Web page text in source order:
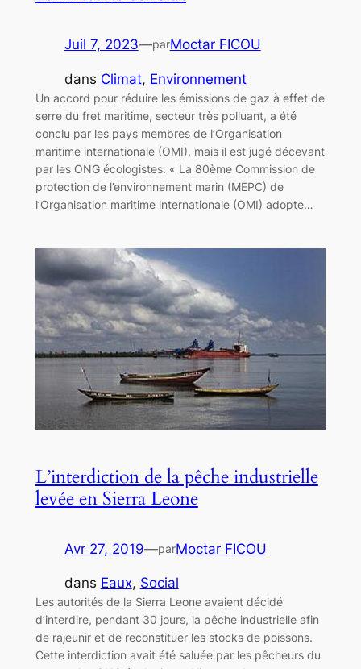
Juil 7, 2023—parMoctar FICOU
dans Climat, Environnement
Un accord pour réduire les émissions de gaz à effet de
serre du fret maritime, secteur très polluant, a été
conclu par les pays membres de l’Organisation
maritime internationale (OMI), mais il est jugé décevant
par les ONG écologistes. « La 80ème Commission de
protection de l’environnement marin (MEPC) de
l’Organisation maritime internationale (OMI) adopte…
L’interdiction de la pêche industrielle
levée en Sierra Leone
Avr 27, 2019—parMoctar FICOU
dans Eaux, Social
Les autorités de la Sierra Leone avaient décidé
d’interdire, pendant 30 jours, la pêche industrielle afin
de rajeunir et de reconstituer les stocks de poissons.
Cette interdiction avait été saluée par les pêcheurs du